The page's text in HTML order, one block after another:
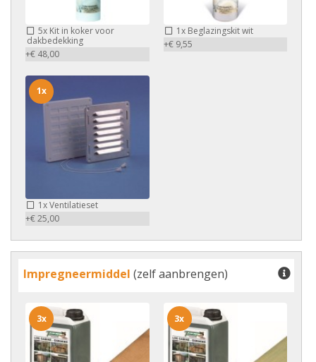
5x Kit in koker voor
dakbedekking
+€ 48,00
1xBeglazingskit wit
+€ 9,55
1xVentilatieset
+€ 25,00
1x
Impregneermiddel (zelf aanbrengen)
3x 3x